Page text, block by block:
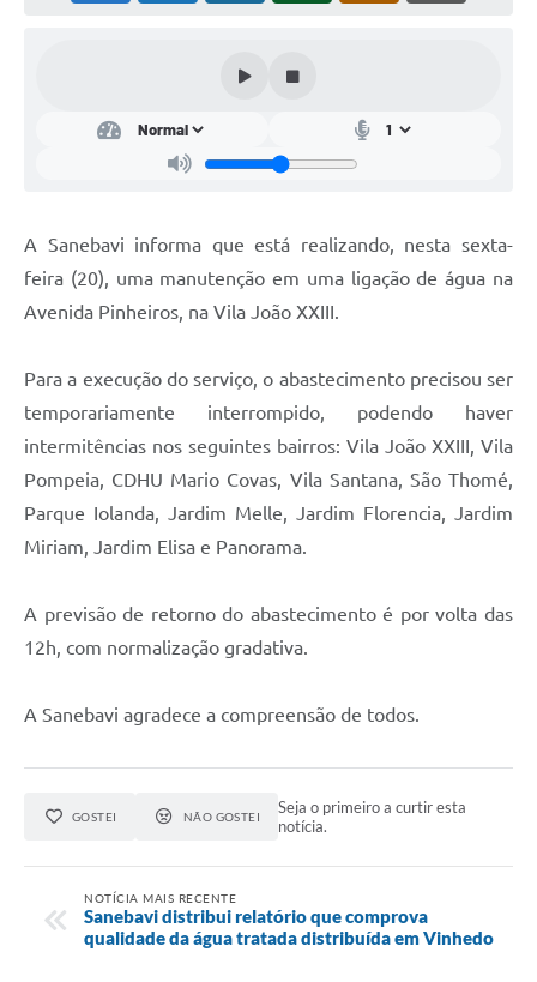
A Sanebavi informa que está realizando, nesta sexta-
feira (20), uma manutenção em uma ligação de água na
Avenida Pinheiros, na Vila João XXIII.
Para a execução do serviço, o abastecimento precisou ser
temporariamente interrompido, podendo haver
intermitências nos seguintes bairros: Vila João XXIII, Vila
Pompeia, CDHU Mario Covas, Vila Santana, São Thomé,
Parque Iolanda, Jardim Melle, Jardim Florencia, Jardim
Miriam, Jardim Elisa e Panorama.
A previsão de retorno do abastecimento é por volta das
12h, com normalização gradativa.
A Sanebavi agradece a compreensão de todos.
GOSTEI NÃO GOSTEI
Seja o primeiro a curtir esta
notícia.
NOTÍCIA MAIS RECENTE
Sanebavi distribui relatório que comprova
qualidade da água tratada distribuída em Vinhedo